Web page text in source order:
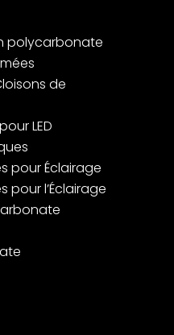
polycarbonate
de
LED
pour Éclairage
pour l’Éclairage